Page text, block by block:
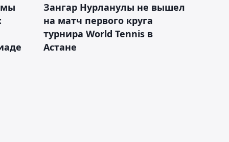
мы
Зангар Нурланулы не вышел
на матч первого круга
турнира World Tennis в
Астане